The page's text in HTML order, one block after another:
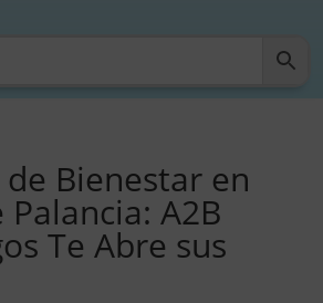
de Bienestar en
A2B
Te Abre sus